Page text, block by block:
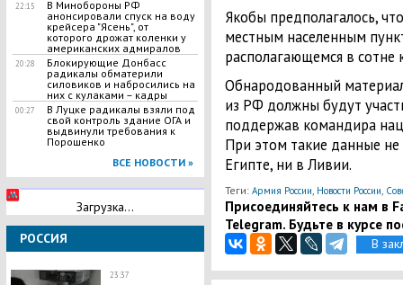
22:15
В Минобороны РФ
анонсировали спуск на воду
крейсера "Ясень", от
которого дрожат коленки у
американских адмиралов
20:28
Блокирующие Донбасс
радикалы обматерили
силовиков и набросились на
них с кулаками – кадры
00:27
В Луцке радикалы взяли под
свой контроль здание ОГА и
выдвинули требования к
Порошенко
ВСЕ НОВОСТИ »
Загрузка...
РОССИЯ
23:37
Якобы предполагалось,
местным населенным
располагающемся в
Обнародованный
из РФ должны будут
поддержав командира
При этом такие данные
Египте, ни в Ливии.
Теги: Армия России, Новости России,
Присоединяйтесь к нам в
Telegram. Будьте в курсе
В